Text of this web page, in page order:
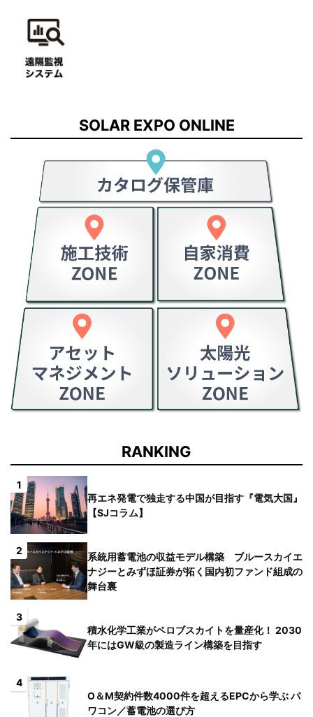
SOLAR EXPO ONLINE
RANKING
1
再エネ発電で独走する中国が目指す『電気大国』
【SJコラム】
2
系統用蓄電池の収益モデル構築 ブルースカイエ
ナジーとみずほ証券が拓く国内初ファンド組成の
舞台裏
3
積水化学工業がペロブスカイトを量産化！ 2030
年にはGW級の製造ライン構築を目指す
4
O＆M契約件数4000件を超えるEPCから学ぶ パ
ワコン／蓄電池の選び方